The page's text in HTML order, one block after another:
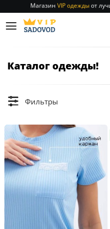
Отправление
Магазин
от
Каталог одежды!
Фильтры